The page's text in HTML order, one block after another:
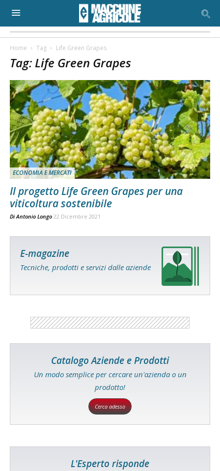
Home Tag Life Green Grapes
Tag: Life Green Grapes
ECONOMIA E MERCATI
Il progetto Life Green Grapes per una
viticoltura sostenibile
DiAntonio Longo 22 Dicembre 2021
E-magazine
Tecniche, prodotti e servizi dalle aziende
Catalogo Aziende e Prodotti
Un modo semplice per cercare un'azienda o un
prodotto!
Cerca adesso
L'Esperto risponde